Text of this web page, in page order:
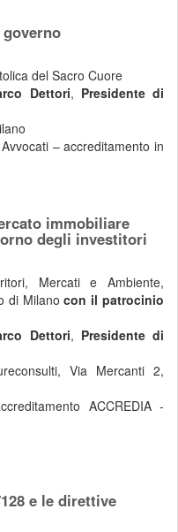
del Sacro Cuore
Dettori, Presidente di
– accreditamento in
immobiliare
degli investitori
Mercati e Ambiente,
di Milanocon il patrocinio
Dettori, Presidente di
Via Mercanti 2,
ACCREDIA -
e le direttive